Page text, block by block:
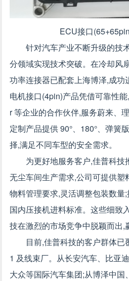
ECU接口
针对汽车产业不断升级的技
分领域实现技术突破。在冷却风
功率连接器已配套上海博泽,成
电机接口(4pin)产品凭借可靠性
r 等企业的合作伙伴,服务蔚来、
定制产品提供 90°、180°、弹簧
择,满足不同车型的安全需求。
为更好地服务客户,佳普科
无尘车间生产需求,公司可提供塑
物料管理要求,灵活调整包装数量
国内压接机进料标准。这些细致
技在激烈的市场竞争中脱颖而出,
目前,佳普科技的客户群体
1 及线束厂。从长安汽车、比亚
大众等国际汽车集团;从博泽中国